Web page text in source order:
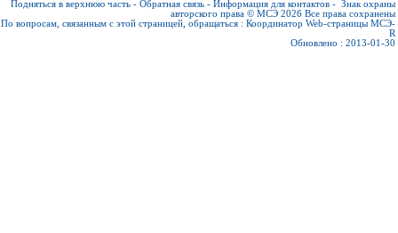
Подняться в верхнюю часть - Обратная связь - Информация для контактов - Знак охраны
авторского права © МСЭ 2026 Все права сохранены
По вопросам, связанным с этой страницей, обращаться : Координатор Web-страницы МСЭ-
R
Обновлено : 2013-01-30